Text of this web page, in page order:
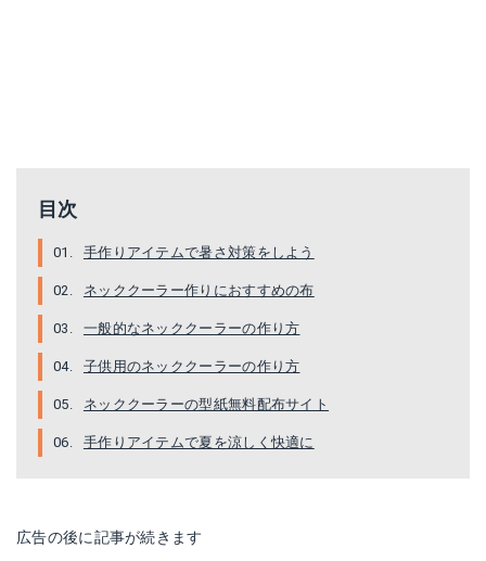
目次
手作りアイテムで暑さ対策をしよう
ネッククーラー作りにおすすめの布
一般的なネッククーラーの作り方
子供用のネッククーラーの作り方
ネッククーラーの型紙無料配布サイト
手作りアイテムで夏を涼しく快適に
広告の後に記事が続きます